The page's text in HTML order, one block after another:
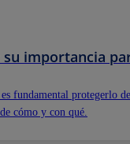
su importancia
fundamental protegerlo
cómo y con qué.